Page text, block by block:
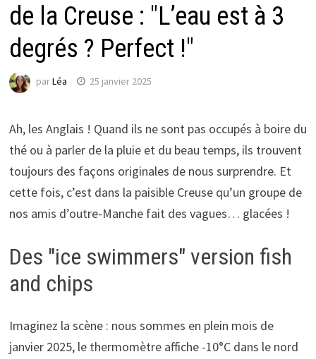
de la Creuse : "L’eau est à 3
degrés ? Perfect !"
parLéa 25 janvier 2025
Ah, les Anglais ! Quand ils ne sont pas occupés à boire du
thé ou à parler de la pluie et du beau temps, ils trouvent
toujours des façons originales de nous surprendre. Et
cette fois, c’est dans la paisible Creuse qu’un groupe de
nos amis d’outre-Manche fait des vagues… glacées !
Des "ice swimmers" version fish
and chips
Imaginez la scène : nous sommes en plein mois de
janvier 2025, le thermomètre affiche -10°C dans le nord